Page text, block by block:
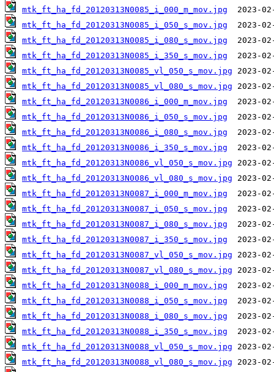
mtk_ft_ha_fd_20120313N0085_i_000_m_mov.jpg
mtk_ft_ha_fd_20120313N0085_i_050_s_mov.jpg
mtk_ft_ha_fd_20120313N0085_i_080_s_mov.jpg
mtk_ft_ha_fd_20120313N0085_i_350_s_mov.jpg
mtk_ft_ha_fd_20120313N0085_vl_050_s_mov.jpg
mtk_ft_ha_fd_20120313N0085_vl_080_s_mov.jpg
mtk_ft_ha_fd_20120313N0086_i_000_m_mov.jpg
mtk_ft_ha_fd_20120313N0086_i_050_s_mov.jpg
mtk_ft_ha_fd_20120313N0086_i_080_s_mov.jpg
mtk_ft_ha_fd_20120313N0086_i_350_s_mov.jpg
mtk_ft_ha_fd_20120313N0086_vl_050_s_mov.jpg
mtk_ft_ha_fd_20120313N0086_vl_080_s_mov.jpg
mtk_ft_ha_fd_20120313N0087_i_000_m_mov.jpg
mtk_ft_ha_fd_20120313N0087_i_050_s_mov.jpg
mtk_ft_ha_fd_20120313N0087_i_080_s_mov.jpg
mtk_ft_ha_fd_20120313N0087_i_350_s_mov.jpg
mtk_ft_ha_fd_20120313N0087_vl_050_s_mov.jpg
mtk_ft_ha_fd_20120313N0087_vl_080_s_mov.jpg
mtk_ft_ha_fd_20120313N0088_i_000_m_mov.jpg
mtk_ft_ha_fd_20120313N0088_i_050_s_mov.jpg
mtk_ft_ha_fd_20120313N0088_i_080_s_mov.jpg
mtk_ft_ha_fd_20120313N0088_i_350_s_mov.jpg
mtk_ft_ha_fd_20120313N0088_vl_050_s_mov.jpg
mtk_ft_ha_fd_20120313N0088_vl_080_s_mov.jpg